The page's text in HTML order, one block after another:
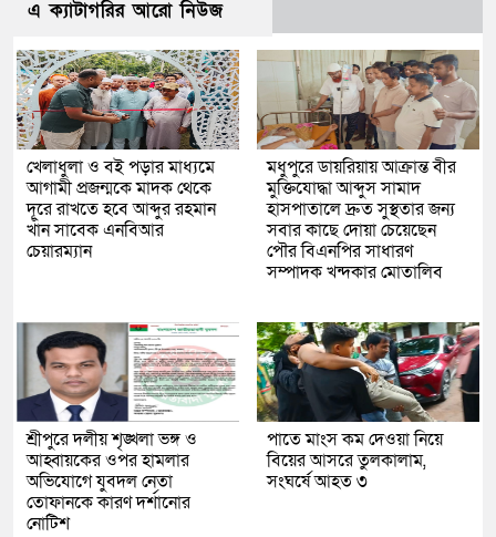
এ ক্যাটাগরির আরো নিউজ
খেলাধুলা ও বই পড়ার মাধ্যমে
আগামী প্রজন্মকে মাদক থেকে
দূরে রাখতে হবে আব্দুর রহমান
খাঁন সাবেক এনবিআর
চেয়ারম্যান
মধুপুরে ডায়রিয়ায় আক্রান্ত বীর
মুক্তিযোদ্ধা আব্দুস সামাদ
হাসপাতালে দ্রুত সুস্থতার জন্য
সবার কাছে দোয়া চেয়েছেন
পৌর বিএনপির সাধারণ
সম্পাদক খন্দকার মোতালিব
শ্রীপুরে দলীয় শৃঙ্খলা ভঙ্গ ও
আহ্বায়কের ওপর হামলার
অভিযোগে যুবদল নেতা
তোফানকে কারণ দর্শানোর
নোটিশ
পাতে মাংস কম দেওয়া নিয়ে
বিয়ের আসরে তুলকালাম,
সংঘর্ষে আহত ৩